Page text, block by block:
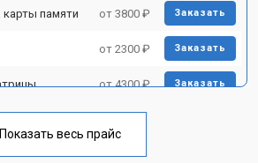
карты памяти от 3800 ₽ Заказать
от 2300 ₽ Заказать
от 4300 ₽ Заказать
от 3100 ₽
Показать весь прайс